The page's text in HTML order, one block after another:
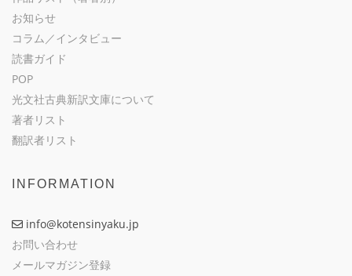
お知らせ
コラム／インタビュー
読書ガイド
POP
光文社古典新訳文庫について
著者リスト
翻訳者リスト
INFORMATION
info@kotensinyaku.jp
お問い合わせ
メールマガジン登録